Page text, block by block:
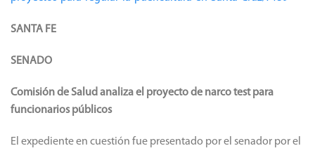
SANTA FE
SENADO
Comisión de Salud analiza el proyecto de narco test para
funcionarios públicos
El expediente en cuestión fue presentado por el senador por el